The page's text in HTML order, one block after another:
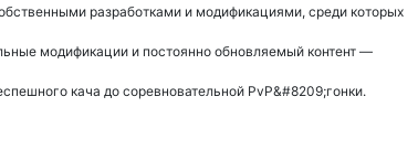
разработками и модификациями, среди которых
модификации и постоянно обновляемый контент —
кача до соревновательной PvP&#8209;гонки.